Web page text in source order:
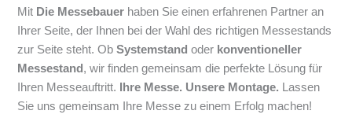
Mit Die Messebauer haben Sie einen erfahrenen Partner an
Ihrer Seite, der Ihnen bei der Wahl des richtigen Messestands
zur Seite steht. ObSystemstand oder konventioneller
Messestand , wir finden gemeinsam die perfekte Lösung für
Ihren Messeauftritt.
Ihre Messe. Unsere Montage. Lassen
Sie uns gemeinsam Ihre Messe zu einem Erfolg machen!